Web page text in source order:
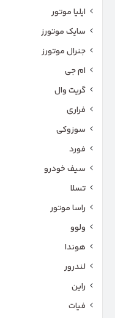
ایلیا موتور
سایک موتورز
جنرال موتورز
ام جی
گریت وال
فراری
سوزوکی
فورد
سیف خودرو
تسلا
راسا موتور
ولوو
هوندا
لندرور
راین
فیات